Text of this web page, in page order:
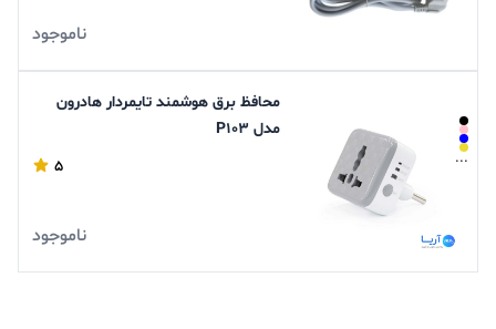
ناموجود
...
محافظ برق هوشمند تایمردار هادرون
مدل P103
5
ناموجود